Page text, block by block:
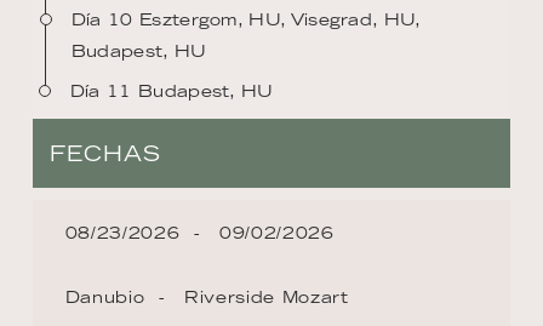
Día 10 Esztergom, HU, Visegrad, HU,
Budapest, HU
Día 11 Budapest, HU
FECHAS
08/23/2026 09/02/2026
Danubio Riverside Mozart